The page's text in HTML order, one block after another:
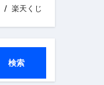
楽天くじ